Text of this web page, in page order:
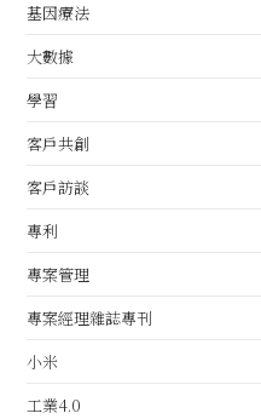
基因療法
大數據
學習
客戶共創
客戶訪談
專利
專案管理
專案經理雜誌專刊
小米
工業4.0